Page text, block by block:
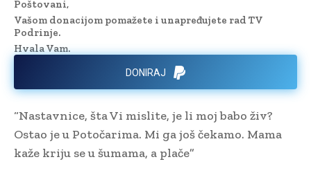
Poštovani,
Vašom donacijom pomažete i unapređujete rad TV
Podrinje.
Hvala Vam.
DONIRAJ
“Nastavnice, šta Vi mislite, je li moj babo živ?
Ostao je u Potočarima. Mi ga još čekamo. Mama
kaže kriju se u šumama, a plače”